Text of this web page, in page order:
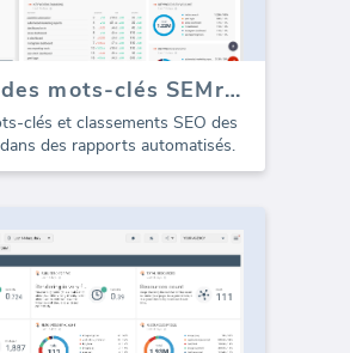
Analyse des mots-clés SEMrush (Rapport)
clés et classements SEO des
des rapports automatisés.